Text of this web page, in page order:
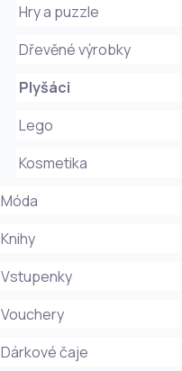
Hry a puzzle
Dřevěné výrobky
Plyšáci
Lego
Kosmetika
Móda
Knihy
Vstupenky
Vouchery
Dárkové čaje